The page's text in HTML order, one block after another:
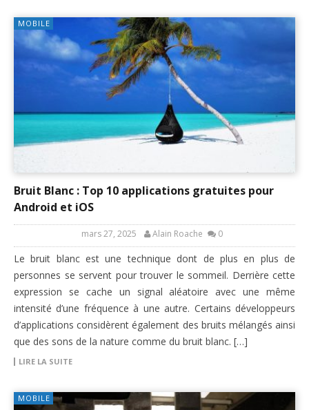
MOBILE
Bruit Blanc : Top 10 applications gratuites pour
Android et iOS
mars 27, 2025 Alain Roache 0
Le bruit blanc est une technique dont de plus en plus de
personnes se servent pour trouver le sommeil. Derrière cette
expression se cache un signal aléatoire avec une même
intensité d’une fréquence à une autre. Certains développeurs
d’applications considèrent également des bruits mélangés ainsi
que des sons de la nature comme du bruit blanc. […]
LIRE LA SUITE
MOBILE